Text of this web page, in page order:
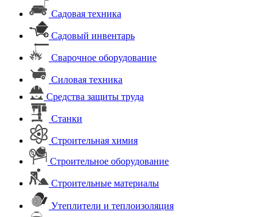
Садовая техника
Садовый инвентарь
Сварочное оборудование
Силовая техника
Средства защиты труда
Станки
Строительная химия
Строительное оборудование
Строительные материалы
Утеплители и теплоизоляция